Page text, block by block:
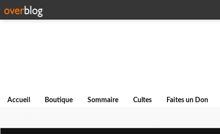
Accueil Boutique Sommaire Cultes Faites un Don